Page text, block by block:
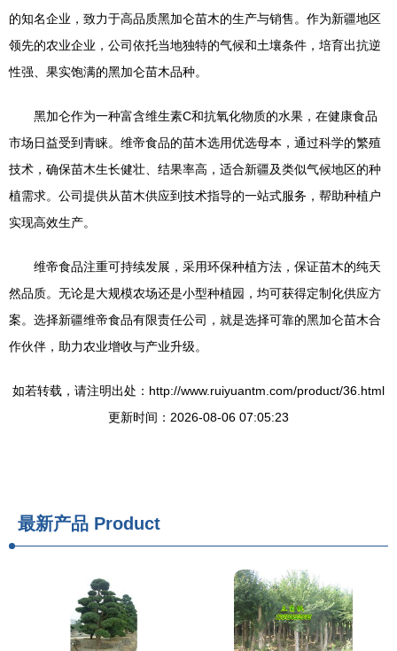
的知名企业，致力于高品质黑加仑苗木的生产与销售。作为新疆地区
领先的农业企业，公司依托当地独特的气候和土壤条件，培育出抗逆
性强、果实饱满的黑加仑苗木品种。
黑加仑作为一种富含维生素C和抗氧化物质的水果，在健康食品
市场日益受到青睐。维帝食品的苗木选用优选母本，通过科学的繁殖
技术，确保苗木生长健壮、结果率高，适合新疆及类似气候地区的种
植需求。公司提供从苗木供应到技术指导的一站式服务，帮助种植户
实现高效生产。
维帝食品注重可持续发展，采用环保种植方法，保证苗木的纯天
然品质。无论是大规模农场还是小型种植园，均可获得定制化供应方
案。选择新疆维帝食品有限责任公司，就是选择可靠的黑加仑苗木合
作伙伴，助力农业增收与产业升级。
如若转载，请注明出处：http://www.ruiyuantm.com/product/36.html
更新时间：2026-08-06 07:05:23
最新产品 Product